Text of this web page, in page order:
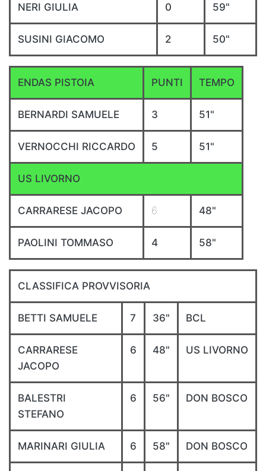
NERI GIULIA 0 59"
SUSINI GIACOMO 2 50"
ENDAS PISTOIA PUNTI TEMPO
BERNARDI SAMUELE 3 51"
VERNOCCHI RICCARDO 5 51"
US LIVORNO
CARRARESE JACOPO 6 48"
PAOLINI TOMMASO 4 58"
CLASSIFICA PROVVISORIA
BETTI SAMUELE 7 36" BCL
CARRARESE
JACOPO
6 48" US LIVORNO
BALESTRI
STEFANO
6 56" DON BOSCO
MARINARI GIULIA 6 58" DON BOSCO